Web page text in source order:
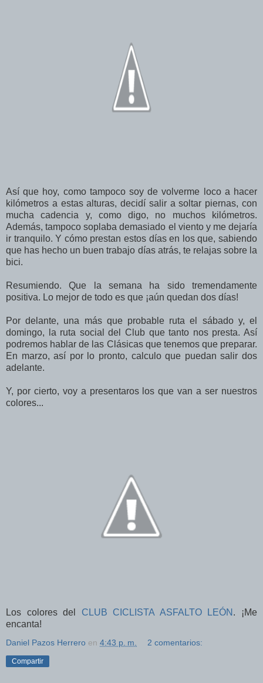
Así que hoy, como tampoco soy de volverme loco a hacer
kilómetros a estas alturas, decidí salir a soltar piernas, con
mucha cadencia y, como digo, no muchos kilómetros.
Además, tampoco soplaba demasiado el viento y me dejaría
ir tranquilo. Y cómo prestan estos días en los que, sabiendo
que has hecho un buen trabajo días atrás, te relajas sobre la
bici.
Resumiendo. Que la semana ha sido tremendamente
positiva. Lo mejor de todo es que ¡aún quedan dos días!
Por delante, una más que probable ruta el sábado y, el
domingo, la ruta social del Club que tanto nos presta. Así
podremos hablar de las Clásicas que tenemos que preparar.
En marzo, así por lo pronto, calculo que puedan salir dos
adelante.
Y, por cierto, voy a presentaros los que van a ser nuestros
colores...
Los colores del CLUB CICLISTA ASFALTO LEÓN . ¡Me
encanta!
Daniel Pazos Herrero en 4:43 p. m. 2 comentarios:
Compartir